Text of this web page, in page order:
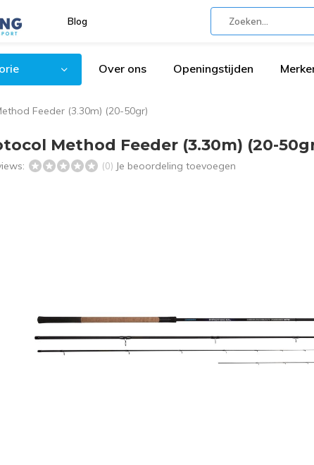
Blog
Over ons Openingstijden
Feeder (3.30m) (20-50gr)
Method Feeder (3.30m) (20-
(0) Je beoordeling toevoegen